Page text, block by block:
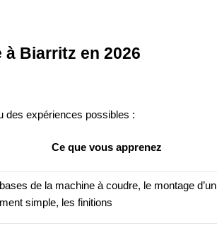
Biarritz en 2026
des expériences possibles :
Ce que vous apprenez
de la machine à coudre, le montage d’un
simple, les finitions